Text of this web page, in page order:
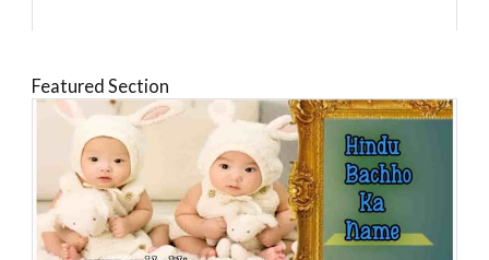
Featured Section